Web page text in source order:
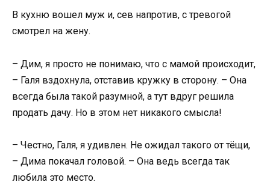
В кухню вошел муж и, сев напротив, с тревогой
смотрел на жену.
– Дим, я просто не понимаю, что с мамой происходит,
– Галя вздохнула, отставив кружку в сторону. – Она
всегда была такой разумной, а тут вдруг решила
продать дачу. Но в этом нет никакого смысла!
– Честно, Галя, я удивлен. Не ожидал такого от тёщи,
– Дима покачал головой. – Она ведь всегда так
любила это место.